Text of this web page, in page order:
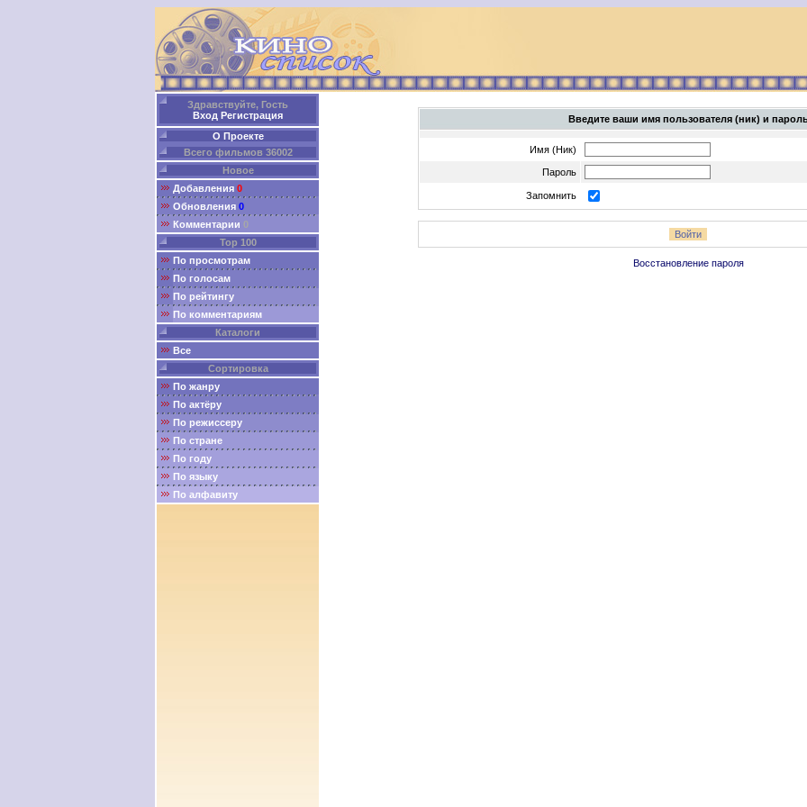
Здравствуйте, Гость
Вход Регистрация
О Проекте
Всего фильмов 36002
Новое
Добавления 0
Обновления 0
Комментарии 0
Top 100
По просмотрам
По голосам
По рейтингу
По комментариям
Каталоги
Все
Сортировка
По жанру
По актёру
По режиссеру
По стране
По году
По языку
По алфавиту
Введите ваши имя пользователя (ник) и
Имя (Ник)
Пароль
Запомнить
Восстановление пароля